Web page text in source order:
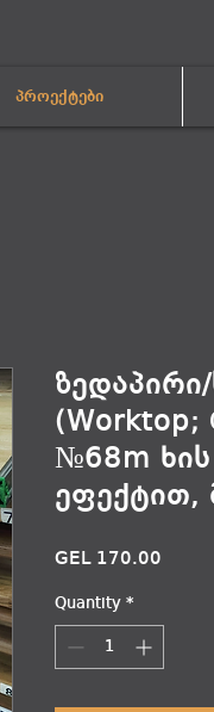
პროექტები
(Worktop;
№68m ხის
ეფექტით,
GEL 170.00
Quantity *